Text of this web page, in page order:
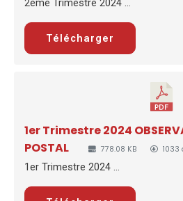
2ème Trimestre 2024 ...
Télécharger
1er Trimestre 2024
POSTAL
778.08 KB 1033
1er Trimestre 2024 ...